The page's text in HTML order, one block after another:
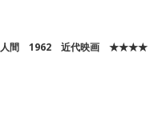
人間 1962 近代映画 ★★★★